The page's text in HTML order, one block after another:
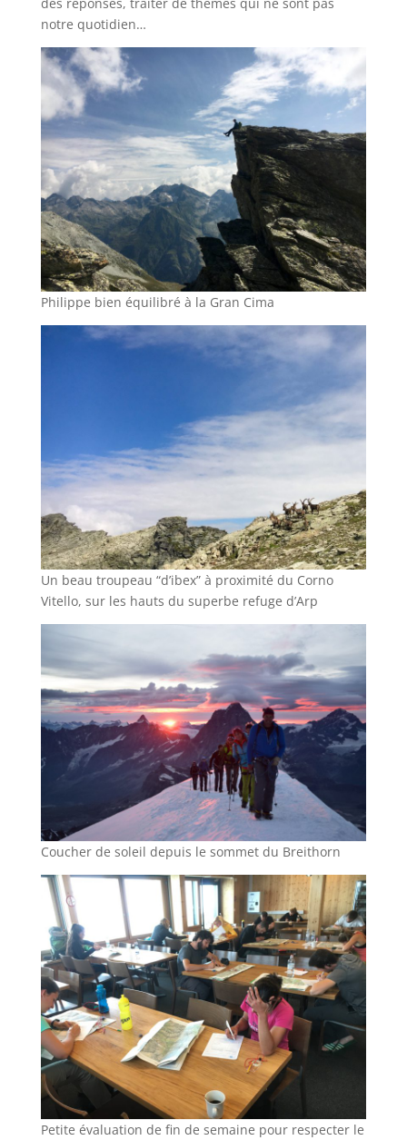
des réponses, traiter de thèmes qui ne sont pas
notre quotidien…
Philippe bien équilibré à la Gran Cima
Un beau troupeau “d’ibex” à proximité du Corno
Vitello, sur les hauts du superbe refuge d’Arp
Coucher de soleil depuis le sommet du Breithorn
Petite évaluation de fin de semaine pour respecter le